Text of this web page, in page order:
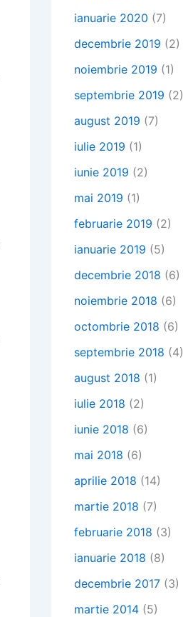
ianuarie 2020 (7)
decembrie 2019 (2)
noiembrie 2019 (1)
septembrie 2019 (2)
august 2019 (7)
iulie 2019 (1)
iunie 2019 (2)
mai 2019 (1)
februarie 2019 (2)
ianuarie 2019 (5)
decembrie 2018 (6)
noiembrie 2018 (6)
octombrie 2018 (6)
septembrie 2018 (4)
august 2018 (1)
iulie 2018 (2)
iunie 2018 (6)
mai 2018 (6)
aprilie 2018 (14)
martie 2018 (7)
februarie 2018 (3)
ianuarie 2018 (8)
decembrie 2017 (3)
martie 2014 (5)